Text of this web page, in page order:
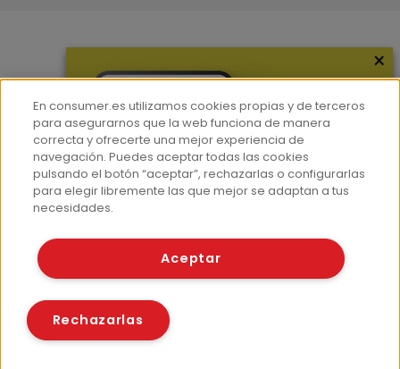
Hemeroteca
Contacto
Prensa
Corpus Lingüístico Consumer
© Fundación EROSKI
Políticas de cookies
×
En consumer.es utilizamos cookies propias y de terceros
para asegurarnos que la web funciona de manera
correcta y ofrecerte una mejor experiencia de
navegación. Puedes aceptar todas las cookies
pulsando el botón “aceptar”, rechazarlas o configurarlas
para elegir libremente las que mejor se adaptan a tus
necesidades.
Aceptar
Rechazarlas